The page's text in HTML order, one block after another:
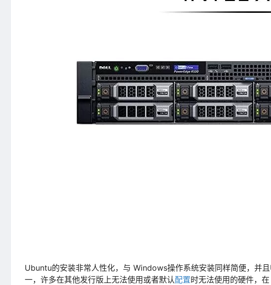
Ubuntu的安装非常人性化，与 Windows操作系统安装同样简便，并
一，许多在其他发行版上无法使用或者默认配置时无法使用的硬件，